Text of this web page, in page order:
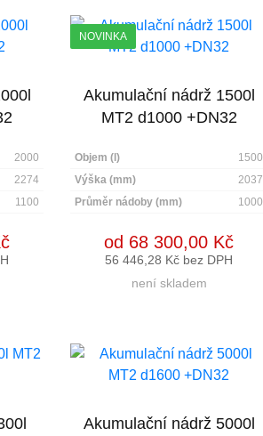
2000
2274
1100
NOVINKA
Akumulační nádrž 1500l
MT2 d1000 +DN32
Objem (l)
1500
Výška (mm)
2037
Průměr nádoby (mm)
1000
od 68 300,00 Kč
56 446,28 Kč bez DPH
není skladem
Akumulační nádrž 5000l